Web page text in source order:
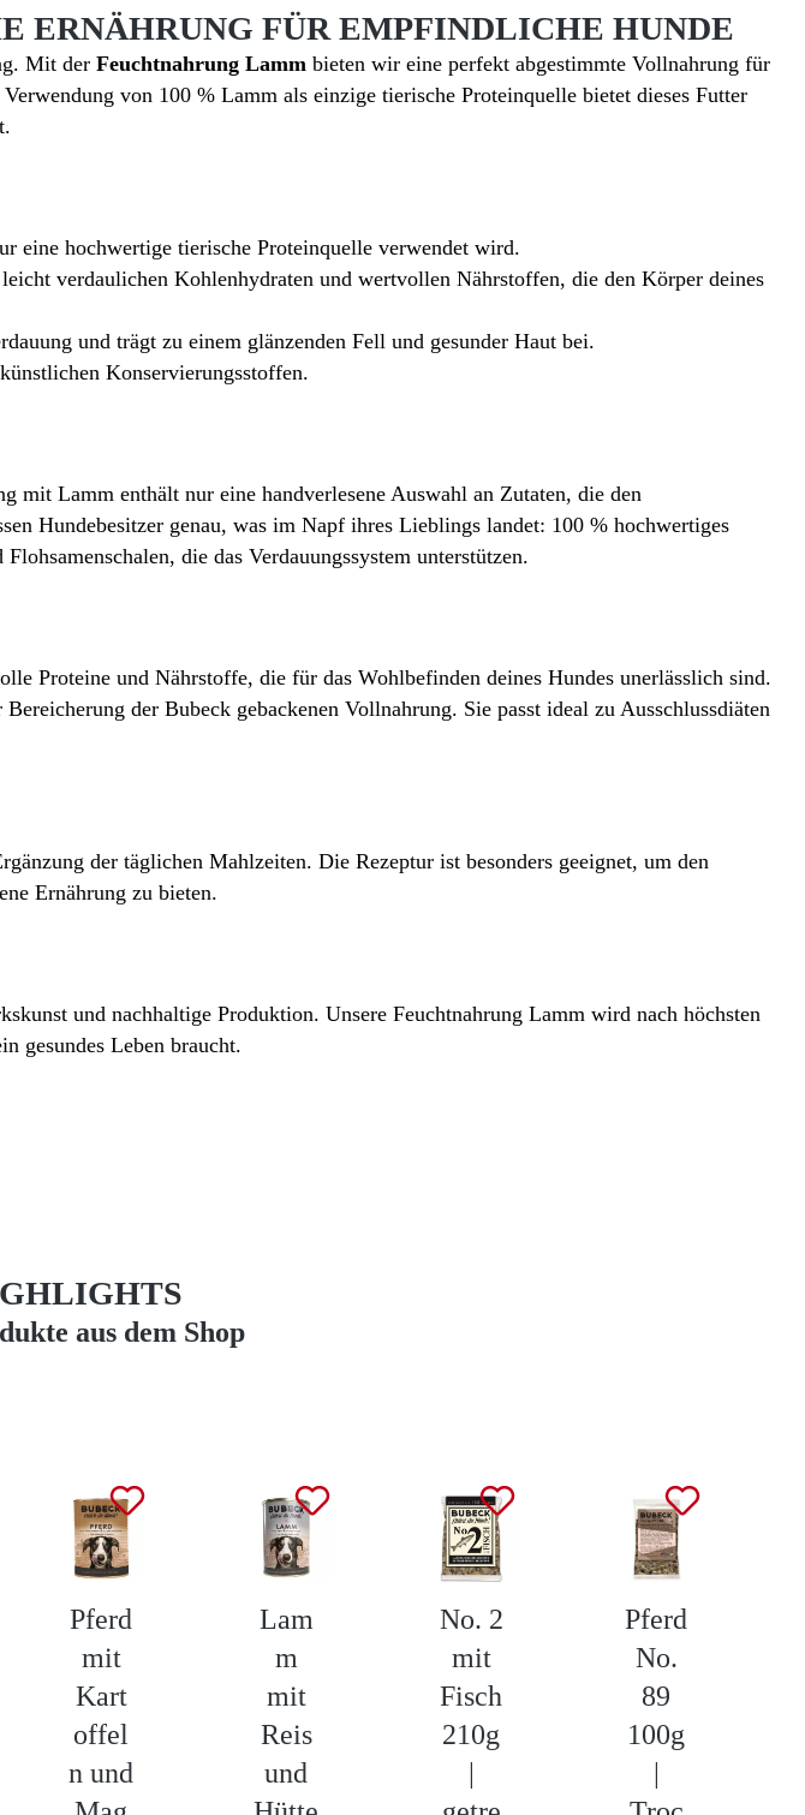
ERNÄHRUNG FÜR EMPFINDLICHE HUNDE
Mit der Feuchtnahrung Lamm bieten wir eine perfekt abgestimmte Vollnahrung für
von 100 % Lamm als einzige tierische Proteinquelle bietet dieses Futter
eine hochwertige tierische Proteinquelle verwendet wird.
verdaulichen Kohlenhydraten und wertvollen Nährstoffen, die den Körper deines
und trägt zu einem glänzenden Fell und gesunder Haut bei.
Konservierungsstoffen.
mit Lamm enthält nur eine handverlesene Auswahl an Zutaten, die den
Hundebesitzer genau, was im Napf ihres Lieblings landet: 100 % hochwertiges
die das Verdauungssystem unterstützen.
Proteine und Nährstoffe, die für das Wohlbefinden deines Hundes unerlässlich sind.
der Bubeck gebackenen Vollnahrung. Sie passt ideal zu Ausschlussdiäten
der täglichen Mahlzeiten. Die Rezeptur ist besonders geeignet, um den
Ernährung zu bieten.
und nachhaltige Produktion. Unsere Feuchtnahrung Lamm wird nach höchsten
gesundes Leben braucht.
aus dem Shop
Pferd
mit
Kart
offel
n und
Lam
m
mit
Reis
und
No. 2
mit
Fisch
210g
|
Pferd
No.
89
100g
|